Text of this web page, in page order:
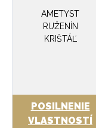
AMETYST
RUŽENÍN
KRIŠTÁĽ
POSILNENIE
VLASTNOSTÍ